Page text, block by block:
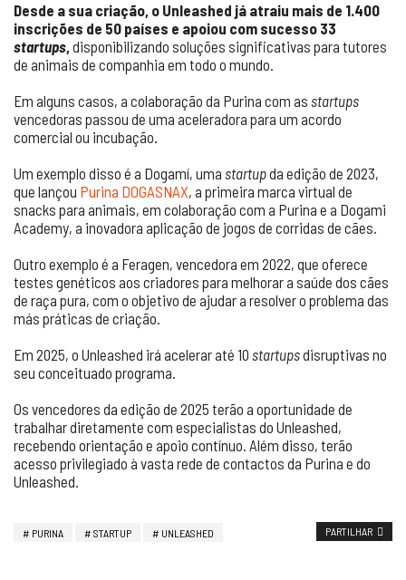
Desde a sua criação, o Unleashed já atraiu mais de 1.400
inscrições de 50 países e apoiou com sucesso 33
startups,disponibilizando soluções significativas para tutores
de animais de companhia em todo o mundo.
Em alguns casos, a colaboração da Purina com as startups
vencedoras passou de uma aceleradora para um acordo
comercial ou incubação.
Um exemplo disso é a Dogamí, uma startupda edição de 2023,
que lançou Purina DOGASNAX, a primeira marca virtual de
snacks para animais, em colaboração com a Purina e a Dogami
Academy, a inovadora aplicação de jogos de corridas de cães.
Outro exemplo é a Feragen, vencedora em 2022, que oferece
testes genéticos aos criadores para melhorar a saúde dos cães
de raça pura, com o objetivo de ajudar a resolver o problema das
más práticas de criação.
Em 2025, o Unleashed irá acelerar até 10 startupsdisruptivas no
seu conceituado programa.
Os vencedores da edição de 2025 terão a oportunidade de
trabalhar diretamente com especialistas do Unleashed,
recebendo orientação e apoio contínuo. Além disso, terão
acesso privilegiado à vasta rede de contactos da Purina e do
Unleashed.
PURINA STARTUP UNLEASHED PARTILHAR